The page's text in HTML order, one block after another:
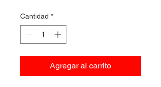
Cantidad *
Agregar al carrito